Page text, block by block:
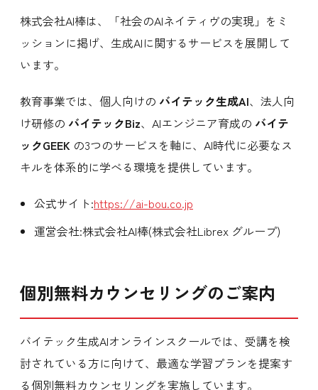
株式会社AI棒は、「社会のAIネイティヴの実現」をミ
ッションに掲げ、生成AIに関するサービスを展開して
います。
教育事業では、個人向けの バイテック生成AI、法人向
け研修の バイテックBiz、AIエンジニア育成の バイテ
ックGEEK の3つのサービスを軸に、AI時代に必要なス
キルを体系的に学べる環境を提供しています。
公式サイト:https://ai-bou.co.jp
運営会社:株式会社AI棒(株式会社Librex グループ)
個別無料カウンセリングのご案内
バイテック生成AIオンラインスクールでは、受講を検
討されている方に向けて、最適な学習プランを提案す
る個別無料カウンセリングを実施しています。